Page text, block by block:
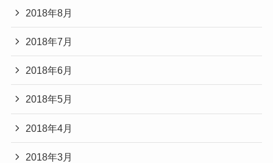
2018年8月
2018年7月
2018年6月
2018年5月
2018年4月
2018年3月